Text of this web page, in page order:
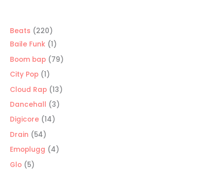
Beats 220220
productos
Baile Funk 11
producto
Boom bap 7979
City Pop 11
producto
Cloud Rap 1313
productos
Dancehall 33
Digicore 1414
Drain 5454
productos
Emoplugg 44
Glo 55